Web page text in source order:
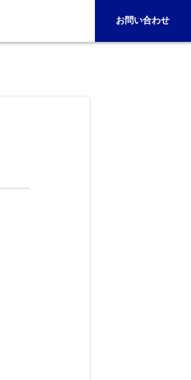
お問い合わせ